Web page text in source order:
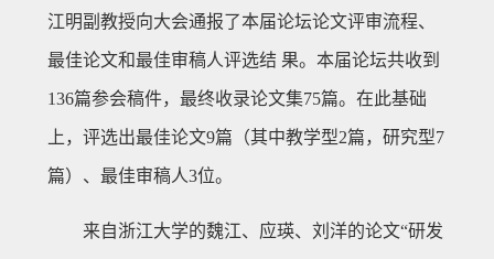
江明副教授向大会通报了本届论坛论文评审流程、
最佳论文和最佳审稿人评选结 果。本届论坛共收到
136篇参会稿件，最终收录论文集75篇。在此基础
上，评选出最佳论文9篇（其中教学型2篇，研究型7
篇）、最佳审稿人3位。
来自浙江大学的魏江、应瑛、刘洋的论文“研发